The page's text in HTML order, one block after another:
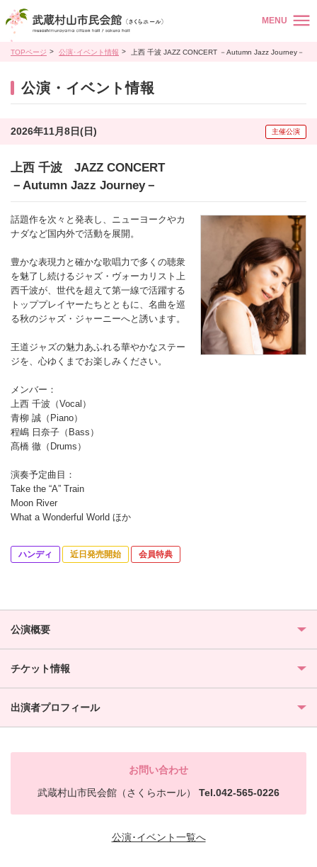
MENU
TOPページ 公演･イベント情報 上西 千波 JAZZ CONCERT －Autumn Jazz Journey－
公演・イベント情報
2026年11月8日(日) 主催公演
上西 千波 JAZZ CONCERT
－Autumn Jazz Journey－
話題作を次々と発表し、ニューヨークやカ
ナダなど国内外で活動を展開。
豊かな表現力と確かな歌唱力で多くの聴衆
を魅了し続けるジャズ・ヴォーカリスト上
西千波が、世代を超えて第一線で活躍する
トッププレイヤーたちとともに、名曲を巡
る秋のジャズ・ジャーニーへと誘います。
王道ジャズの魅力あふれる華やかなステー
ジを、心ゆくまでお楽しみください。
メンバー：
上西 千波（Vocal）
青柳 誠（Piano）
程嶋 日奈子（Bass）
髙橋 徹（Drums）
演奏予定曲目：
Take the “A” Train
Moon River
What a Wonderful World ほか
ハンディ 近日発売開始 会員特典
公演概要
チケット情報
出演者プロフィール
お問い合わせ
武蔵村山市民会館（さくらホール） Tel.042-565-0226
公演･イベント一覧へ